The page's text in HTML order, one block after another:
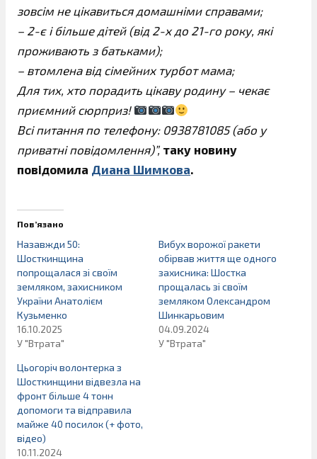
зовсім не цікавиться домашніми справами;
– 2-є і більше дітей (від 2-х до 21-го року, які
проживають з батьками);
– втомлена від сімейних турбот мама;
Для тих, хто порадить цікаву родину – чекає
приємний сюрприз!
Всі питання по телефону: 0938781085 (або у
приватні повідомлення)”, таку новину
повідомила Диана Шимкова‎.
Пов’язано
Назавжди 50:
Шосткинщина
попрощалася зі своїм
земляком, захисником
України Анатолієм
Кузьменко
16.10.2025
У "Втрата"
Вибух ворожої ракети
обірвав життя ще одного
захисника: Шостка
прощалась зі своїм
земляком Олександром
Шинкарьовим
04.09.2024
У "Втрата"
Цьогоріч волонтерка з
Шосткинщини відвезла на
фронт більше 4 тонн
допомоги та відправила
майже 40 посилок (+ фото,
відео)
10.11.2024